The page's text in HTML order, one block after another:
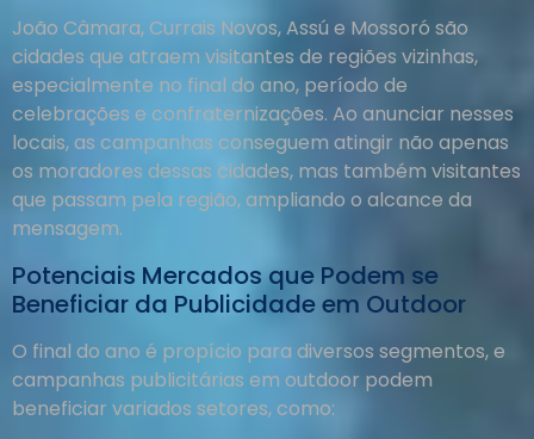
João Câmara, Currais Novos, Assú e Mossoró são
cidades que atraem visitantes de regiões vizinhas,
especialmente no final do ano, período de
celebrações e confraternizações. Ao anunciar nesses
locais, as campanhas conseguem atingir não apenas
os moradores dessas cidades, mas também visitantes
que passam pela região, ampliando o alcance da
mensagem.
Potenciais Mercados que Podem se
Beneficiar da Publicidade em Outdoor
O final do ano é propício para diversos segmentos, e
campanhas publicitárias em outdoor podem
beneficiar variados setores, como: